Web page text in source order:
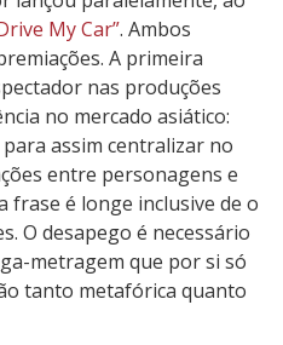
My Car”. Ambos
A primeira
nas produções
no mercado asiático:
assim centralizar no
entre personagens e
frase é longe inclusive de o
O desapego é necessário
metragem que por si só
tanto metafórica quanto